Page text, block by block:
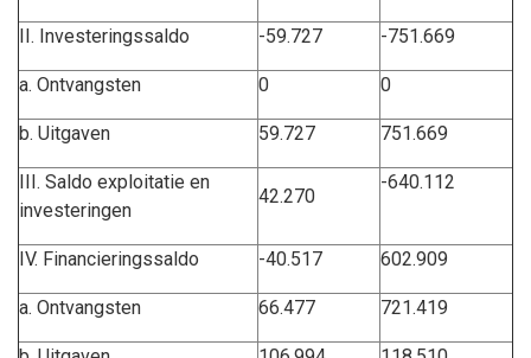
II. Investeringssaldo -59.727 -751.669
a. Ontvangsten 0 0
b. Uitgaven 59.727 751.669
III. Saldo exploitatie en
investeringen
42.270
-640.112
IV. Financieringssaldo -40.517 602.909
a. Ontvangsten 66.477 721.419